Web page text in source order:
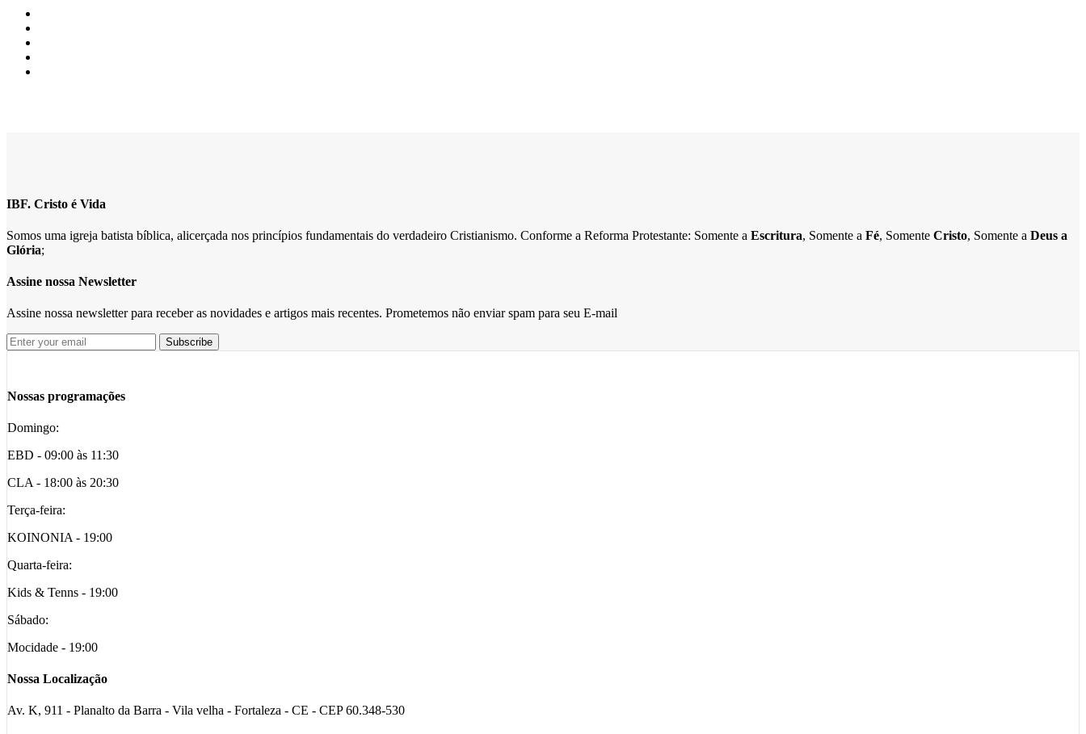
IBF. Cristo é Vida
Somos uma igreja batista bíblica, alicerçada nos princípios fundamentais do verdadeiro Cristianismo. Conforme a Reforma Protestante: Somente a Escritura, Somente a Fé, Somente Cristo, Somente a Deus a
Glória;
Assine nossa Newsletter
Assine nossa newsletter para receber as novidades e artigos mais recentes. Prometemos não enviar spam para seu E-mail
Nossas programações
Domingo:
EBD - 09:00 às 11:30
CLA - 18:00 às 20:30
Terça-feira:
KOINONIA - 19:00
Quarta-feira:
Kids & Tenns - 19:00
Sábado:
Mocidade - 19:00
Nossa Localização
Av. K, 911 - Planalto da Barra - Vila velha - Fortaleza - CE - CEP 60.348-530